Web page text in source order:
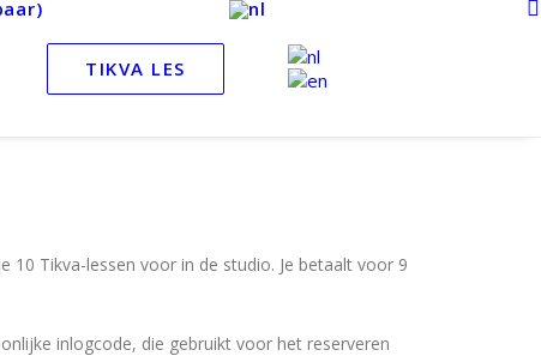
TIKVA LES
10 Tikva-lessen voor in de studio. Je betaalt voor 9
inlogcode, die gebruikt voor het reserveren